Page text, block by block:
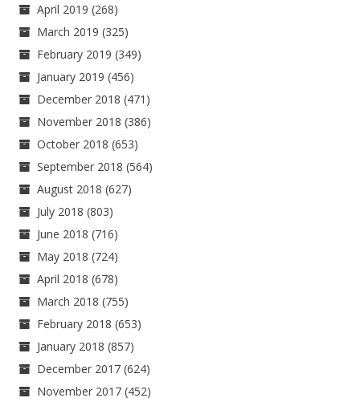
April 2019 (268)
March 2019 (325)
February 2019 (349)
January 2019 (456)
December 2018 (471)
November 2018 (386)
October 2018 (653)
September 2018 (564)
August 2018 (627)
July 2018 (803)
June 2018 (716)
May 2018 (724)
April 2018 (678)
March 2018 (755)
February 2018 (653)
January 2018 (857)
December 2017 (624)
November 2017 (452)